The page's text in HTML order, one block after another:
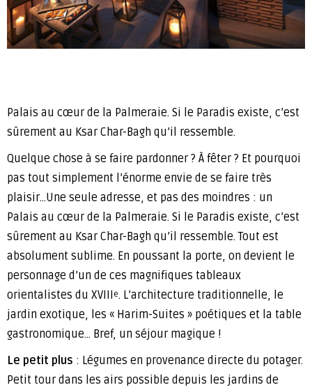
Palais au cœur de la Palmeraie. Si le Paradis existe, c’est
sûrement au Ksar Char-Bagh qu’il ressemble.
Quelque chose à se faire pardonner ? À fêter ? Et pourquoi
pas tout simplement l’énorme envie de se faire très
plaisir…Une seule adresse, et pas des moindres : un
Palais au cœur de la Palmeraie. Si le Paradis existe, c’est
sûrement au Ksar Char-Bagh qu’il ressemble. Tout est
absolument sublime. En poussant la porte, on devient le
personnage d’un de ces magnifiques tableaux
orientalistes du XVIII e. L’architecture traditionnelle, le
jardin exotique, les « Harim-Suites » poétiques et la table
gastronomique… Bref, un séjour magique !
Le petit plus : Légumes en provenance directe du potager.
Petit tour dans les airs possible depuis les jardins de